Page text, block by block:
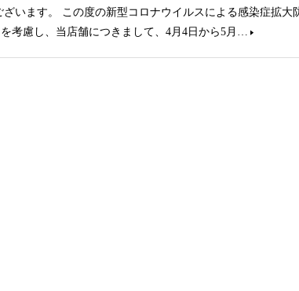
います。 この度の新型コロナウイルスによる感染症拡大
考慮し、当店舗につきまして、4月4日から5月…